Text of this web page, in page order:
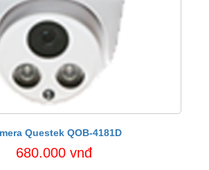
Questek QOB-4181D
680.000 vnđ